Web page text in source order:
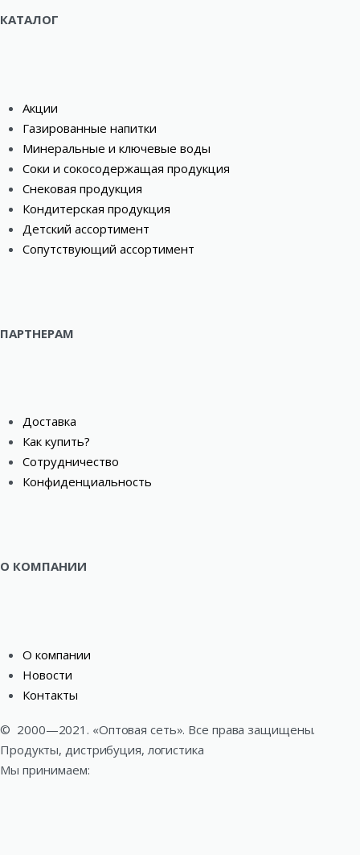
КАТАЛОГ
Акции
Газированные напитки
Минеральные и ключевые воды
Соки и сокосодержащая продукция
Снековая продукция
Кондитерская продукция
Детский ассортимент
Сопутствующий ассортимент
ПАРТНЕРАМ
Доставка
Как купить?
Сотрудничество
Конфиденциальность
О КОМПАНИИ
О компании
Новости
Контакты
© 2000—2021. «Оптовая сеть». Все права защищены.
Продукты, дистрибуция, логистика
Мы принимаем: